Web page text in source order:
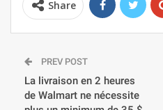
Share
PREV POST
La livraison en 2 heures
de Walmart ne nécessite